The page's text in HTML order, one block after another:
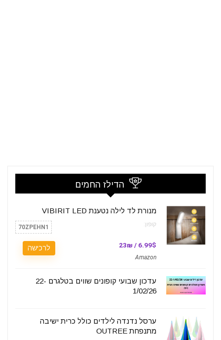
הדילז החמים
מנורת לד לילה נטענת VIBIRIT LED
קופון: 70ZPEHN1
6.99$ / 23₪
Amazon
לרכישה
עדכון שבועי קופונים שווים בטלגרם 22-
1/02/26
ערסל נדנדה לילדים כולל כרית ישיבה
מתנפחת OUTREE